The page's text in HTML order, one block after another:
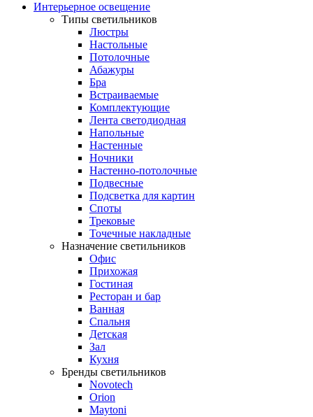
Интерьерное освещение
Типы светильников
Люстры
Настольные
Потолочные
Абажуры
Бра
Встраиваемые
Комплектующие
Лента светодиодная
Напольные
Настенные
Ночники
Настенно-потолочные
Подвесные
Подсветка для картин
Споты
Трековые
Точечные накладные
Назначение светильников
Офис
Прихожая
Гостиная
Ресторан и бар
Ванная
Спальня
Детская
Зал
Кухня
Бренды светильников
Novotech
Orion
Maytoni